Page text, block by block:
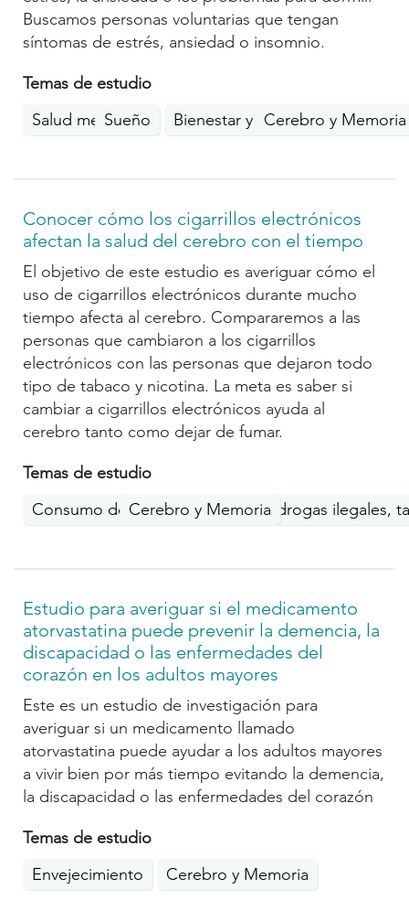
Buscamos personas voluntarias que tengan
síntomas de estrés, ansiedad o insomnio.
Temas de estudio
Salud mentalSueño Bienestar y estilo de vida
Cerebro y Memoria
Conocer cómo los cigarrillos electrónicos
afectan la salud del cerebro con el tiempo
El objetivo de este estudio es averiguar cómo el
uso de cigarrillos electrónicos durante mucho
tiempo afecta al cerebro. Compararemos a las
personas que cambiaron a los cigarrillos
electrónicos con las personas que dejaron todo
tipo de tabaco y nicotina. La meta es saber si
cambiar a cigarrillos electrónicos ayuda al
cerebro tanto como dejar de fumar.
Temas de estudio
Consumo de sustancias (alcohol, drogas ilegales,
Cerebro y Memoria
Estudio para averiguar si el medicamento
atorvastatina puede prevenir la demencia, la
discapacidad o las enfermedades del
corazón en los adultos mayores
Este es un estudio de investigación para
averiguar si un medicamento llamado
atorvastatina puede ayudar a los adultos mayores
a vivir bien por más tiempo evitando la demencia,
la discapacidad o las enfermedades del corazón
Temas de estudio
Envejecimiento
Cerebro y Memoria